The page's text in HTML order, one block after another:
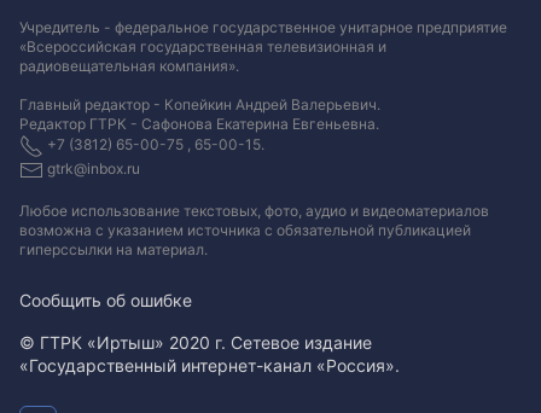
Учредитель - федеральное государственное унитарное предприятие
«Всероссийская государственная телевизионная и
радиовещательная компания».
Главный редактор - Копейкин Андрей Валерьевич.
Редактор ГТРК - Сафонова Екатерина Евгеньевна.
+7 (3812) 65-00-75 , 65-00-15.
gtrk@inbox.ru
Любое использование текстовых, фото, аудио и видеоматериалов
возможна с указанием источника с обязательной публикацией
гиперссылки на материал.
Сообщить об ошибке
© ГТРК «Иртыш» 2020 г. Сетевое издание
«Государственный интернет-канал «Россия».